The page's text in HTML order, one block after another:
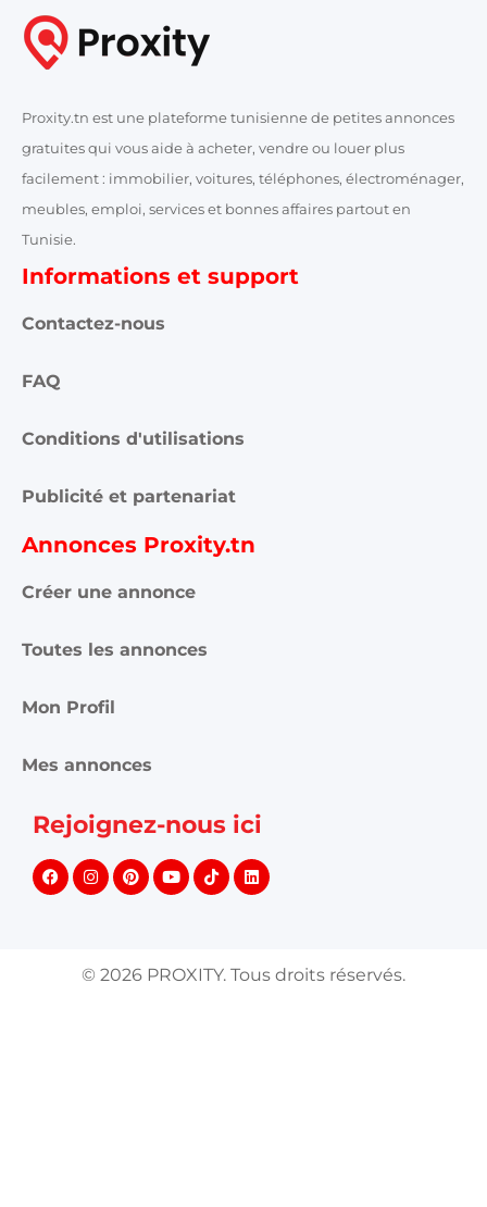
Proxity.tn est une plateforme tunisienne de petites annonces
gratuites qui vous aide à acheter, vendre ou louer plus
facilement : immobilier, voitures, téléphones, électroménager,
meubles, emploi, services et bonnes affaires partout en
Tunisie.
Informations et support
Contactez-nous
FAQ
Conditions d'utilisations
Publicité et partenariat
Annonces Proxity.tn
Créer une annonce
Toutes les annonces
Mon Profil
Mes annonces
Rejoignez-nous ici
© 2026 PROXITY. Tous droits réservés.